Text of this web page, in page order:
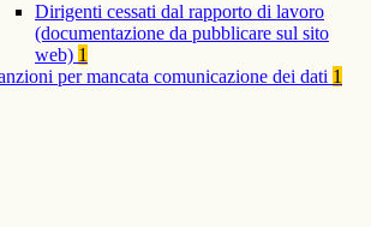
Dirigenti cessati dal rapporto di lavoro
(documentazione da pubblicare sul sito
web) 1
per mancata comunicazione dei dati 1